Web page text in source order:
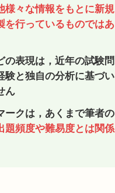
様々な情報をもとに新規
を行っているものではあ
の表現は，近年の試験問
験と独自の分析に基づい
ん
ークは，あくまで筆者の
題頻度や難易度とは関係